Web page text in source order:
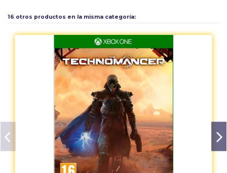
16 otros productos en la misma categoría: